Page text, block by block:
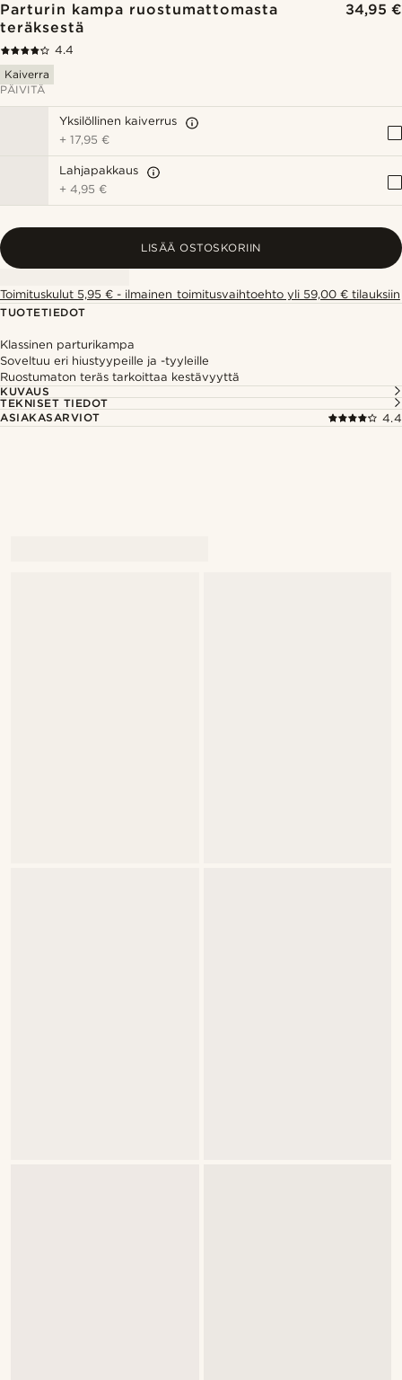
Parturin kampa ruostumattomasta
teräksestä
34,95 €
4.4
Kaiverra
PÄIVITÄ
Yksilöllinen kaiverrus
+17,95 €
Lahjapakkaus
+4,95 €
LISÄÄ OSTOSKORIIN
Toimituskulut 5,95 € - ilmainen toimitusvaihtoehto yli 59,00 € tilauksiin
TUOTETIEDOT
Klassinen parturikampa
Soveltuu eri hiustyypeille ja -tyyleille
Ruostumaton teräs tarkoittaa kestävyyttä
KUVAUS
TEKNISET TIEDOT
ASIAKASARVIOT
4.4